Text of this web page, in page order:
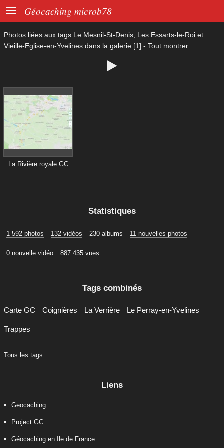
 Géocaching microb78
Photos liées aux tags Le Mesnil-St-Denis Les Essarts-le-Roi et
Vieille-Eglise-en-Yvelines dans la galerie [1] - Tout montrer

La Rivière royale GC
Statistiques
1 592 photos 132 vidéos 230 albums 11 nouvelles photos
0 nouvelle vidéo 887 435 vues
Tags combinés
Carte GC Coignières La Verrière Le Perray-en-Yvelines
Trappes
Tous les tags
Liens
Geocaching
Project GC
Géocaching en Ile de France